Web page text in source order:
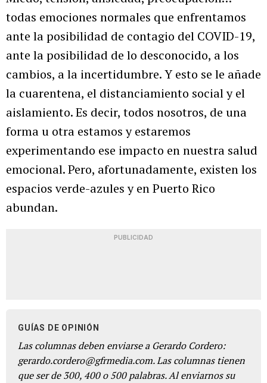
todas emociones normales que enfrentamos
ante la posibilidad de contagio del COVID-19,
ante la posibilidad de lo desconocido, a los
cambios, a la incertidumbre. Y esto se le añade
la cuarentena, el distanciamiento social y el
aislamiento. Es decir, todos nosotros, de una
forma u otra estamos y estaremos
experimentando ese impacto en nuestra salud
emocional. Pero, afortunadamente, existen los
espacios verde-azules y en Puerto Rico
abundan.
PUBLICIDAD
GUÍAS DE OPINIÓN
Las columnas deben enviarse a Gerardo Cordero:
gerardo.cordero@gfrmedia.com. Las columnas tienen
que ser de 300, 400 o 500 palabras. Al enviarnos su